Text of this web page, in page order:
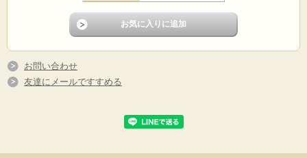
お問い合わせ
友達にメールですすめる